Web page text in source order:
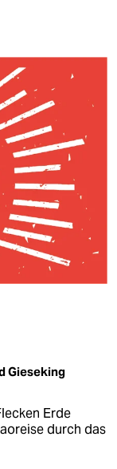
Gieseking
Erde
durch das